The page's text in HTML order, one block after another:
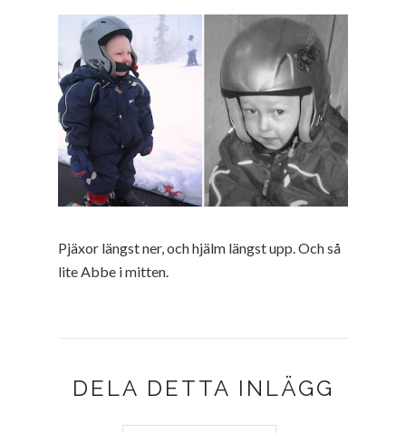
Pjäxor längst ner, och hjälm längst upp. Och så
lite Abbe i mitten.
DELA DETTA INLÄGG